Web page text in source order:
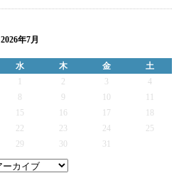
2026年7月
水 木 金
土
2 3
4
9
15 16 17
22 23 24
25
29 30 31